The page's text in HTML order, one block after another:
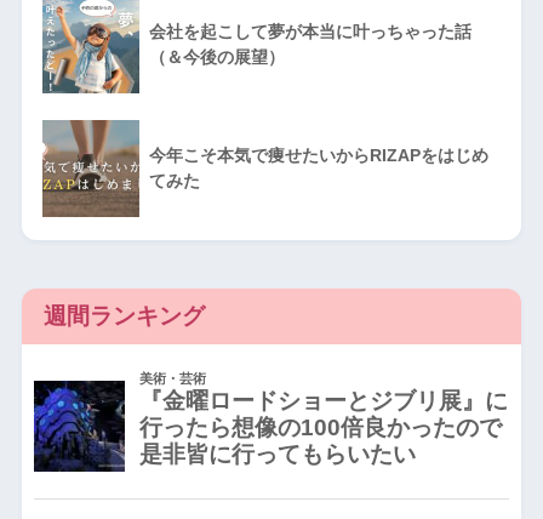
会社を起こして夢が本当に叶っちゃった話
（＆今後の展望）
今年こそ本気で痩せたいからRIZAPをはじめ
てみた
週間ランキング